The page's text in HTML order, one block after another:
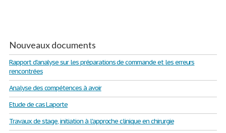
Nouveaux documents
Rapport d'analyse sur les préparations de commande et les erreurs
rencontrées
Analyse des compétences à avoir
Etude de cas Laporte
Travaux de stage, initiation à l'approche clinique en chirurgie